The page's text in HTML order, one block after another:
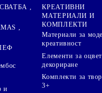
,
,
и
КРЕАТИВНИ
МАТЕРИАЛИ И
КОМПЛЕКТИ
Mатериали за
креативност
Елементи за
декориране
Комплекти за
3+